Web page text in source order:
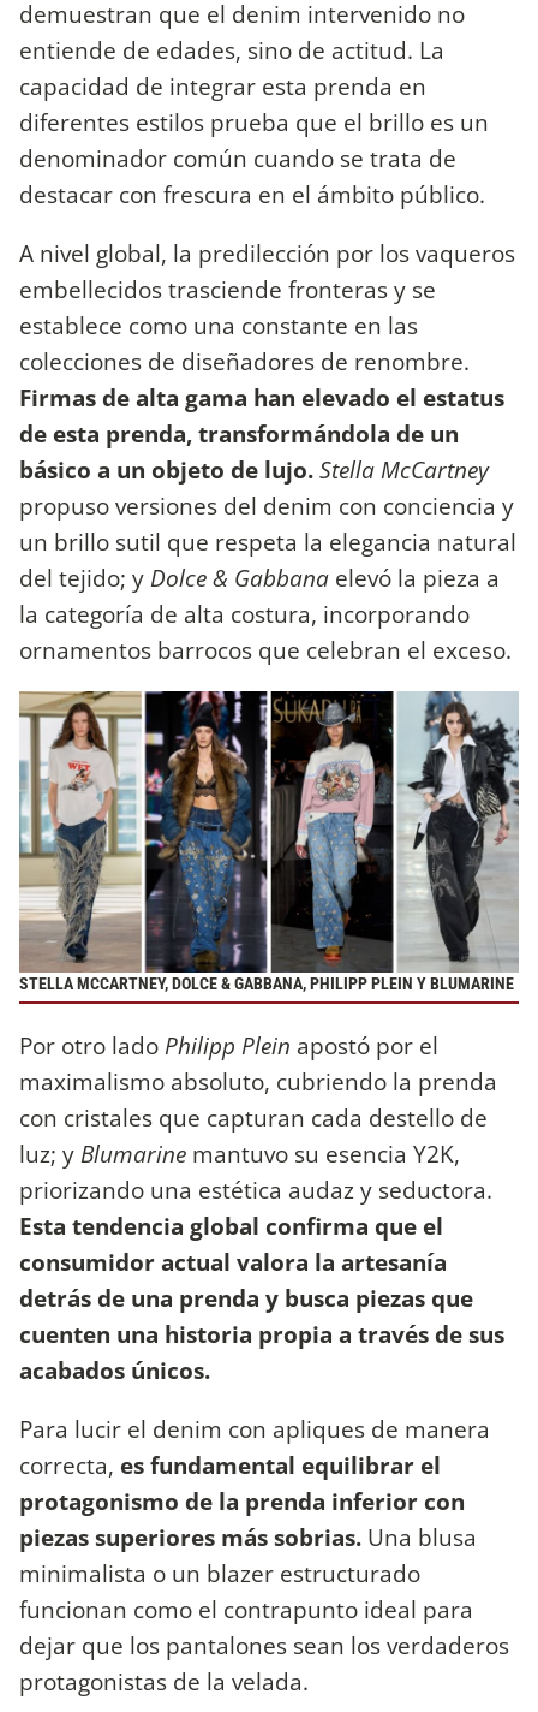
demuestran que el denim intervenido no
entiende de edades, sino de actitud. La
capacidad de integrar esta prenda en
diferentes estilos prueba que el brillo es un
denominador común cuando se trata de
destacar con frescura en el ámbito público.
A nivel global, la predilección por los vaqueros
embellecidos trasciende fronteras y se
establece como una constante en las
colecciones de diseñadores de renombre.
Firmas de alta gama han elevado el estatus
de esta prenda, transformándola de un
básico a un objeto de lujo.Stella McCartney
propuso versiones del denim con conciencia y
un brillo sutil que respeta la elegancia natural
del tejido; y Dolce & Gabbana elevó la pieza a
la categoría de alta costura, incorporando
ornamentos barrocos que celebran el exceso.
STELLA MCCARTNEY, DOLCE & GABBANA, PHILIPP PLEIN Y BLUMARINE
Por otro lado Philipp Plein apostó por el
maximalismo absoluto, cubriendo la prenda
con cristales que capturan cada destello de
luz; y Blumarine mantuvo su esencia Y2K,
priorizando una estética audaz y seductora.
Esta tendencia global confirma que el
consumidor actual valora la artesanía
detrás de una prenda y busca piezas que
cuenten una historia propia a través de sus
acabados únicos.
Para lucir el denim con apliques de manera
correcta, es fundamental equilibrar el
protagonismo de la prenda inferior con
piezas superiores más sobrias. Una blusa
minimalista o un blazer estructurado
funcionan como el contrapunto ideal para
dejar que los pantalones sean los verdaderos
protagonistas de la velada.